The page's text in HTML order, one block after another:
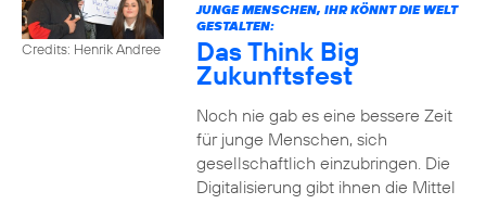
Credits: Henrik Andree
JUNGE MENSCHEN, IHR KÖNNT DIE WELT
GESTALTEN:
Das Think Big
Zukunftsfest
Noch nie gab es eine bessere Zeit
für junge Menschen, sich
gesellschaftlich einzubringen. Die
Digitalisierung gibt ihnen die Mittel